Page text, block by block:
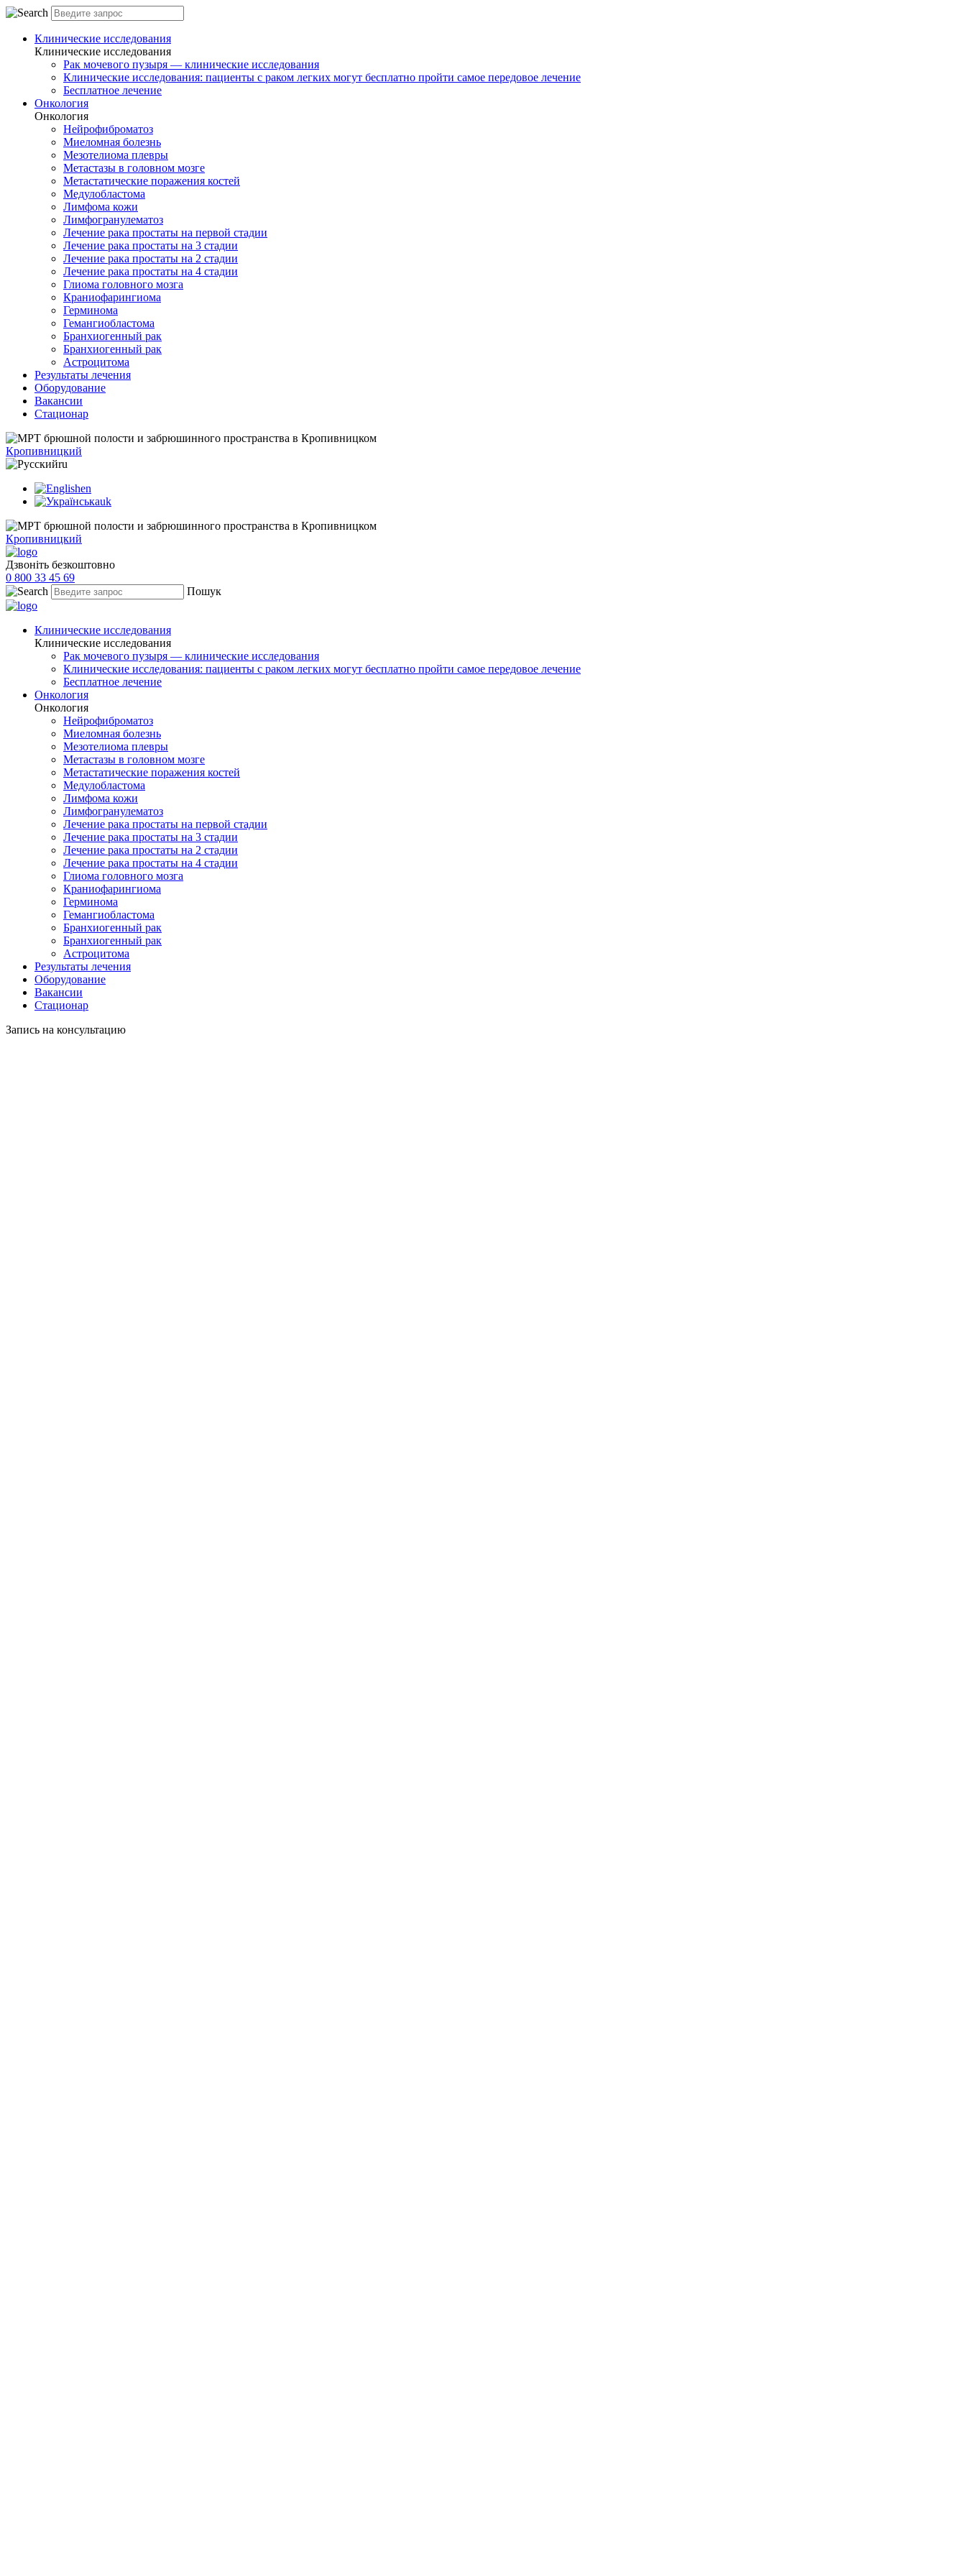
Клинические исследования
Клинические исследования
Рак мочевого пузыря — клинические исследования
Клинические исследования: пациенты с раком легких могут бесплатно пройти самое передовое лечение
Бесплатное лечение
Онкология
Онкология
Нейрофиброматоз
Миеломная болезнь
Мезотелиома плевры
Метастазы в головном мозге
Метастатические поражения костей
Медулобластома
Лимфома кожи
Лимфогранулематоз
Лечение рака простаты на первой стадии
Лечение рака простаты на 3 стадии
Лечение рака простаты на 2 стадии
Лечение рака простаты на 4 стадии
Глиома головного мозга
Краниофарингиома
Герминома
Гемангиобластома
Бранхиогенный рак
Бранхиогенный рак
Астроцитома
Результаты лечения
Оборудование
Вакансии
Стационар
Кропивницкий
ru
en
uk
Кропивницкий
Дзвоніть безкоштовно
0 800 33 45 69
Пошук
Клинические исследования
Клинические исследования
Рак мочевого пузыря — клинические исследования
Клинические исследования: пациенты с раком легких могут бесплатно пройти самое передовое лечение
Бесплатное лечение
Онкология
Онкология
Нейрофиброматоз
Миеломная болезнь
Мезотелиома плевры
Метастазы в головном мозге
Метастатические поражения костей
Медулобластома
Лимфома кожи
Лимфогранулематоз
Лечение рака простаты на первой стадии
Лечение рака простаты на 3 стадии
Лечение рака простаты на 2 стадии
Лечение рака простаты на 4 стадии
Глиома головного мозга
Краниофарингиома
Герминома
Гемангиобластома
Бранхиогенный рак
Бранхиогенный рак
Астроцитома
Результаты лечения
Оборудование
Вакансии
Стационар
Запись на консультацию